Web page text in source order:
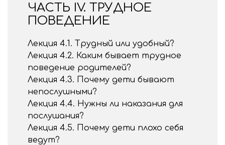
ЧАСТЬ IV. ТРУДНОЕ
ПОВЕДЕНИЕ
Лекция 4.1. Трудный или удобный?
Лекция 4.2. Каким бывает трудное
поведение родителей?
Лекция 4.3. Почему дети бывают
непослушными?
Лекция 4.4. Нужны ли наказания для
послушания?
Лекция 4.5. Почему дети плохо себя
ведут?